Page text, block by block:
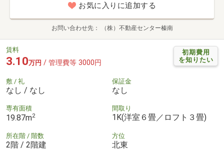
お気に入りに追加する
お問い合わせ先 （株）不動産センター榛南
初期費用
を知りたい
賃料
3.10万円 / 管理費等 3000円
敷 / 礼
なし / なし
保証金
なし
専有面積
19.87m2
間取り
1K(洋室６畳／ロフト３畳)
所在階 / 階数
2階 / 2階建
方位
北東